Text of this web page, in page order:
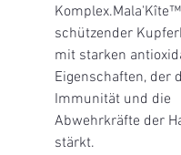
schützender
mit starken
Eigenschaften, der
Immunität und die
Abwehrkräfte der
stärkt.